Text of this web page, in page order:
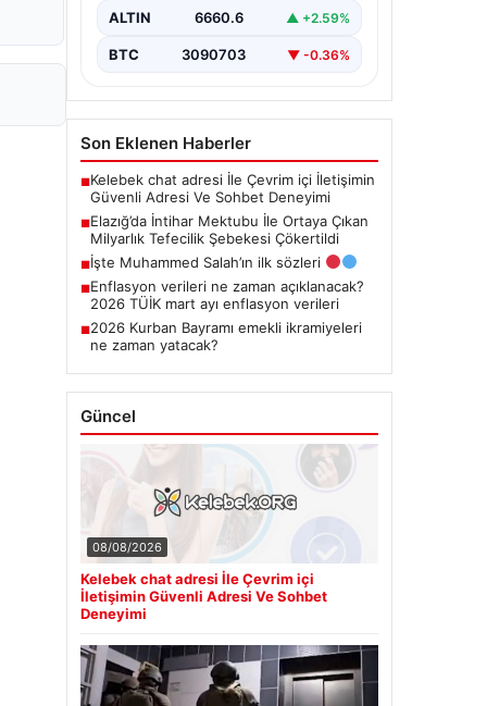
son veren bir…
ALTIN 6660.6 ▲ +2.59%
BTC 3090703 ▼ -0.36%
Son Eklenen Haberler
■Kelebek chat adresi İle Çevrim içi İletişimin
Güvenli Adresi Ve Sohbet Deneyimi
■Elazığ’da İntihar Mektubu İle Ortaya Çıkan
Milyarlık Tefecilik Şebekesi Çökertildi
■İşte Muhammed Salah’ın ilk sözleri
■Enflasyon verileri ne zaman açıklanacak?
2026 TÜİK mart ayı enflasyon verileri
■2026 Kurban Bayramı emekli ikramiyeleri
ne zaman yatacak?
Güncel
08/08/2026
Kelebek chat adresi İle Çevrim içi
İletişimin Güvenli Adresi Ve Sohbet
Deneyimi